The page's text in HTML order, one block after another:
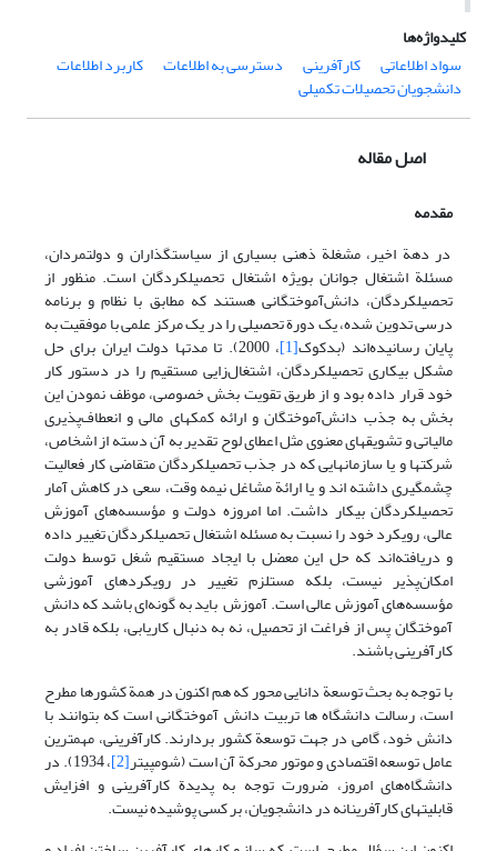
کلیدواژه‌ها
سواد اطلاعاتی
کارآفرینی دسترسی به اطلاعات کاربرد اطلاعات
دانشجویان تحصیلات تکمیلی
اصل مقاله
مقدمه
در دهة اخیر، مشغلة ذهنی بسیاری از سیاستگذاران و دولتمردان،
مسئلة اشتغال جوانان بویژه اشتغال تحصیلکردگان است. منظور از
تحصیلکردگان، دانش‌آموختگانی هستند که مطابق با نظام و برنامه
درسی تدوین شده، یک دورة تحصیلی را در یک مرکز علمی با موفقیت به
پایان رسانیده‌اند (بدکوک[1] ، 2000). تا مدتها دولت ایران برای حل
مشکل بیکاری تحصیلکردگان، اشتغال‌زایی مستقیم را در دستور کار
خود قرار داده بود و از طریق تقویت بخش خصوصی، موظف نمودن این
بخش به جذب دانش‌آموختگان و ارائه کمکهای مالی و انعطاف‌پذیری
مالیاتی و تشویقهای معنوی مثل اعطای لوح تقدیر به آن دسته از اشخاص،
شرکتها و یا سازمانهایی که در جذب تحصیلکردگان متقاضی کار فعالیت
چشمگیری داشته اند و یا ارائة مشاغل نیمه وقت، سعی در کاهش آمار
تحصیلکردگان بیکار داشت. اما امروزه دولت و مؤسسه‌های آموزش
عالی، رویکرد خود را نسبت به مسئله اشتغال تحصیلکردگان تغییر داده
و دریافته‌اند که حل این معضل با ایجاد مستقیم شغل توسط دولت
امکان‌پذیر نیست، بلکه مستلزم تغییر در رویکردهای آموزشی
مؤسسه‌های آموزش عالی است. آموزش باید به گونه‌ای باشد که دانش
آموختگان پس از فراغت از تحصیل، نه به دنبال کاریابی، بلکه قادر به
کارآفرینی باشند.
با توجه به بحث توسعة دانایی محور که هم اکنون در همة کشورها مطرح
است، رسالت دانشگاه ها تربیت دانش آموختگانی است که بتوانند با
دانش خود، گامی در جهت توسعة کشور بردارند. کارآفرینی، مهمترین
عامل توسعه اقتصادی و موتور محرکة آن است (شومپیتر[2] ، 1934). در
دانشگاه‌های امروز، ضرورت توجه به پدیدة کارآفرینی و افزایش
قابلیتهای کارآفرینانه در دانشجویان، بر کسی پوشیده نیست.